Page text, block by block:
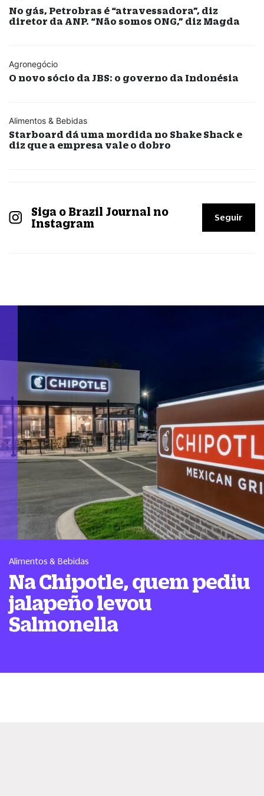
No gás, Petrobras é “atravessadora”, diz
diretor da ANP. “Não somos ONG,” diz Magda
Agronegócio
O novo sócio da JBS: o governo da Indonésia
Alimentos & Bebidas
Starboard dá uma mordida no Shake Shack e
diz que a empresa vale o dobro
Siga o Brazil Journal no
Instagram
Seguir
Alimentos & Bebidas
Na Chipotle, quem pediu
jalapeño levou
Salmonella